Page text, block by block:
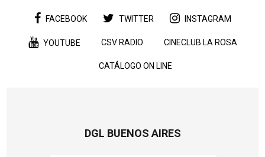
FACEBOOK TWITTER INSTAGRAM
YOUTUBE CSV RADIO CINECLUB LA ROSA
CATÁLOGO ON LINE
DGL BUENOS AIRES